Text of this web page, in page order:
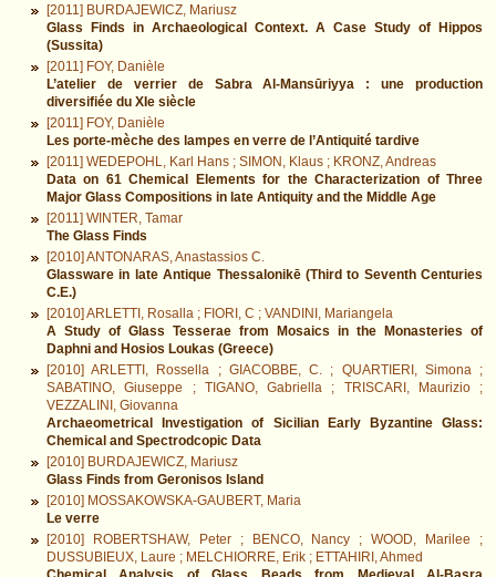
[2011] BURDAJEWICZ, Mariusz
Glass Finds in Archaeological Context. A Case Study of Hippos
(Sussita)
[2011] FOY, Danièle
L’atelier de verrier de Sabra Al-Mansūriyya : une production
diversifiée du XIe siècle
[2011] FOY, Danièle
Les porte-mèche des lampes en verre de l’Antiquité tardive
[2011] WEDEPOHL, Karl Hans ; SIMON, Klaus ; KRONZ, Andreas
Data on 61 Chemical Elements for the Characterization of Three
Major Glass Compositions in late Antiquity and the Middle Age
[2011] WINTER, Tamar
The Glass Finds
[2010] ANTONARAS, Anastassios C.
Glassware in late Antique Thessalonikē (Third to Seventh Centuries
C.E.)
[2010] ARLETTI, Rosalla ; FIORI, C ; VANDINI, Mariangela
A Study of Glass Tesserae from Mosaics in the Monasteries of
Daphni and Hosios Loukas (Greece)
[2010] ARLETTI, Rossella ; GIACOBBE, C. ; QUARTIERI, Simona ;
SABATINO, Giuseppe ; TIGANO, Gabriella ; TRISCARI, Maurizio ;
VEZZALINI, Giovanna
Archaeometrical Investigation of Sicilian Early Byzantine Glass:
Chemical and Spectrodcopic Data
[2010] BURDAJEWICZ, Mariusz
Glass Finds from Geronisos Island
[2010] MOSSAKOWSKA-GAUBERT, Maria
Le verre
[2010] ROBERTSHAW, Peter ; BENCO, Nancy ; WOOD, Marilee ;
DUSSUBIEUX, Laure ; MELCHIORRE, Erik ; ETTAHIRI, Ahmed